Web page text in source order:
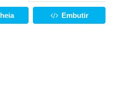
Embutir